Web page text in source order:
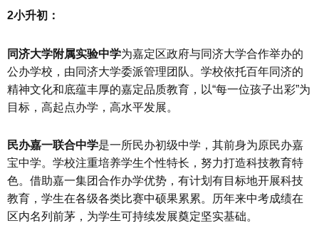
2小升初：
同济大学附属实验中学为嘉定区政府与同济大学合作举办的
公办学校，由同济大学委派管理团队。学校依托百年同济的
精神文化和底蕴丰厚的嘉定品质教育，以“每一位孩子出彩”为
目标，高起点办学，高水平发展。
民办嘉一联合中学是一所民办初级中学，其前身为原民办嘉
宝中学。学校注重培养学生个性特长，努力打造科技教育特
色。借助嘉一集团合作办学优势，有计划有目标地开展科技
教育，学生在各级各类比赛中硕果累累。历年来中考成绩在
区内名列前茅，为学生可持续发展奠定坚实基础。